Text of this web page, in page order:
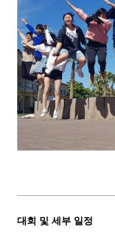
대회 및 세부 일정